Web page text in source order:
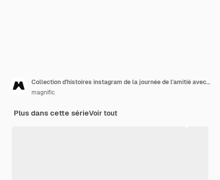
Collection d'histoires instagram de la journée de l'amitié avec des émoticônes
magnific
Plus dans cette sérieVoir tout